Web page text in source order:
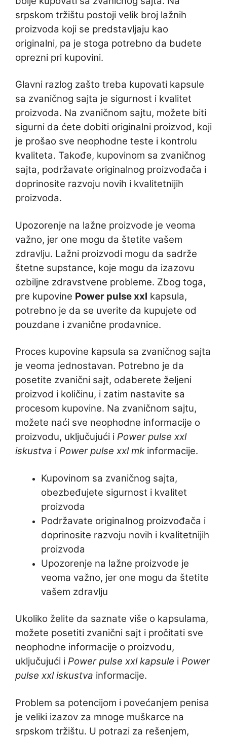
srpskom tržištu postoji velik broj lažnih
proizvoda koji se predstavljaju kao
originalni, pa je stoga potrebno da budete
oprezni pri kupovini.
Glavni razlog zašto treba kupovati kapsule
sa zvaničnog sajta je sigurnost i kvalitet
proizvoda. Na zvaničnom sajtu, možete biti
sigurni da ćete dobiti originalni proizvod, koji
je prošao sve neophodne teste i kontrolu
kvaliteta. Takođe, kupovinom sa zvaničnog
sajta, podržavate originalnog proizvođača i
doprinosite razvoju novih i kvalitetnijih
proizvoda.
Upozorenje na lažne proizvode je veoma
važno, jer one mogu da štetite vašem
zdravlju. Lažni proizvodi mogu da sadrže
štetne supstance, koje mogu da izazovu
ozbiljne zdravstvene probleme. Zbog toga,
pre kupovine Power pulse xxl kapsula,
potrebno je da se uverite da kupujete od
pouzdane i zvanične prodavnice.
Proces kupovine kapsula sa zvaničnog sajta
je veoma jednostavan. Potrebno je da
posetite zvanični sajt, odaberete željeni
proizvod i količinu, i zatim nastavite sa
procesom kupovine. Na zvaničnom sajtu,
možete naći sve neophodne informacije o
proizvodu, uključujući i Power pulse xxl
iskustva i Power pulse xxl mk informacije.
Kupovinom sa zvaničnog sajta,
obezbeđujete sigurnost i kvalitet
proizvoda
Podržavate originalnog proizvođača i
doprinosite razvoju novih i kvalitetnijih
proizvoda
Upozorenje na lažne proizvode je
veoma važno, jer one mogu da štetite
vašem zdravlju
Ukoliko želite da saznate više o kapsulama,
možete posetiti zvanični sajt i pročitati sve
neophodne informacije o proizvodu,
uključujući i Power pulse xxl kapsule i Power
pulse xxl iskustva informacije.
Problem sa potencijom i povećanjem penisa
je veliki izazov za mnoge muškarce na
srpskom tržištu. U potrazi za rešenjem,